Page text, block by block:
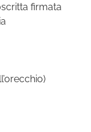
firmata